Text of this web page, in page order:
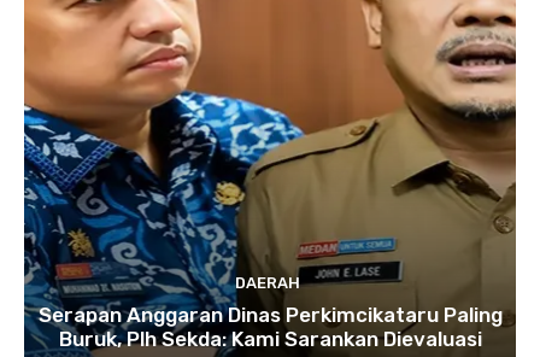
DAERAH
Serapan Anggaran Dinas Perkimcikataru Paling
Buruk, Plh Sekda: Kami Sarankan Dievaluasi